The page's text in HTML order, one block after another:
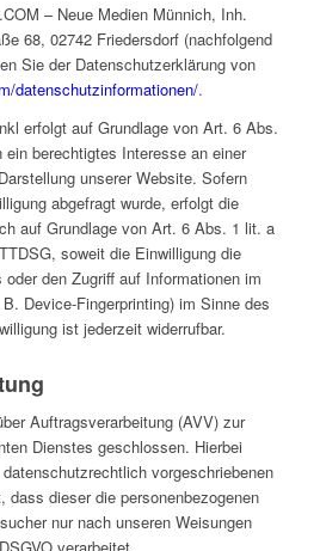
– Neue Medien Münnich, Inh.
68, 02742 Friedersdorf (nachfolgend
Sie der Datenschutzerklärung von
datenschutzinformationen/.
erfolgt auf Grundlage von Art. 6 Abs.
berechtigtes Interesse an einer
unserer Website. Sofern
abgefragt wurde, erfolgt die
auf Grundlage von Art. 6 Abs. 1 lit. a
soweit die Einwilligung die
den Zugriff auf Informationen im
Device-Fingerprinting) im Sinne des
ist jederzeit widerrufbar.
Auftragsverarbeitung (AVV) zur
Dienstes geschlossen. Hierbei
vorgeschriebenen
dass dieser die personenbezogenen
nur nach unseren Weisungen
verarbeitet.